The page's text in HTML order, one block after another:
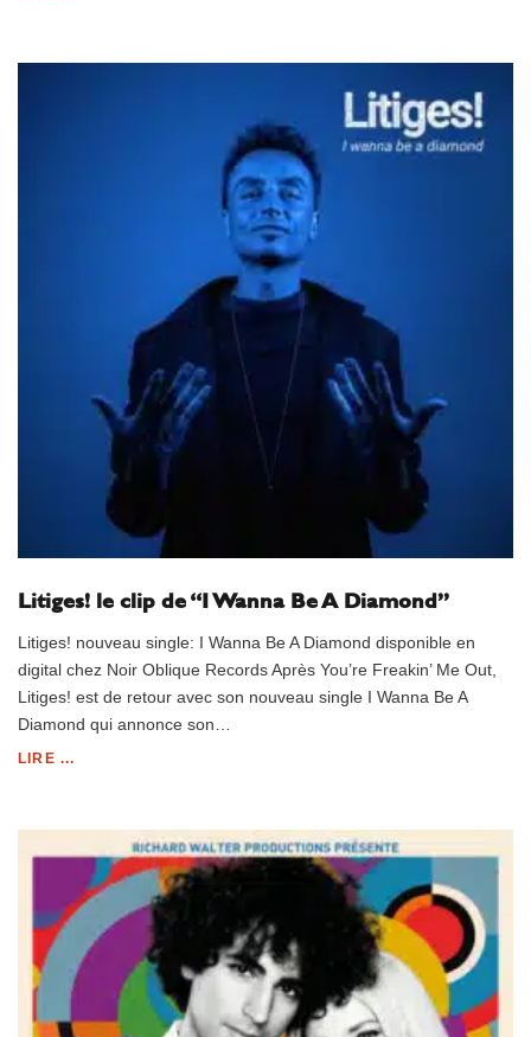
Litiges! le clip de “I Wanna Be A Diamond”
Litiges! nouveau single: I Wanna Be A Diamond disponible en
digital chez Noir Oblique Records Après You’re Freakin’ Me Out,
Litiges! est de retour avec son nouveau single I Wanna Be A
Diamond qui annonce son…
LIRE ...